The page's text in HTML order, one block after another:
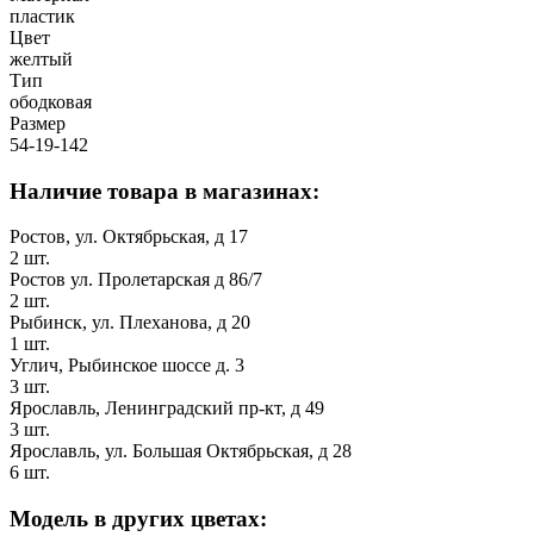
пластик
Цвет
желтый
Тип
ободковая
Размер
54-19-142
Наличие товара в магазинах:
Ростов, ул. Октябрьская, д 17
2 шт.
Ростов ул. Пролетарская д 86/7
2 шт.
Рыбинск, ул. Плеханова, д 20
1 шт.
Углич, Рыбинское шоссе д. 3
3 шт.
Ярославль, Ленинградский пр-кт, д 49
3 шт.
Ярославль, ул. Большая Октябрьская, д 28
6 шт.
Модель в других цветах: